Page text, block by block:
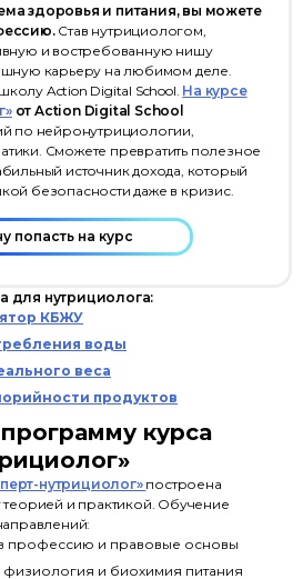
здоровья и питания, вы можете
Став нутрициологом,
и востребованную нишу
карьеру на любимом деле.
Action Digital School. На курсе
от Action Digital School
по нейронутрициологии,
Сможете превратить полезное
источник дохода, который
безопасности даже в кризис.
попасть на курс
для нутрициолога:
КБЖУ
воды
веса
продуктов
курса
нутрициолог» построена
теорией и практикой. Обучение
профессию и правовые основы
физиология и биохимия питания